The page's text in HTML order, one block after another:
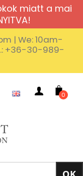
miatt a mai
| We: 10am-
+36-30-989-
0